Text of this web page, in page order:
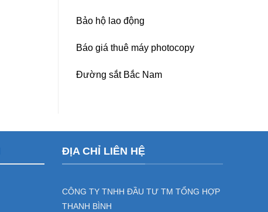
Bảo hộ lao động
Báo giá thuê máy photocopy
Đường sắt Bắc Nam
ĐỊA CHỈ LIÊN HỆ
CÔNG TY TNHH ĐẦU TƯ TM TỔNG HỢP
THANH BÌNH